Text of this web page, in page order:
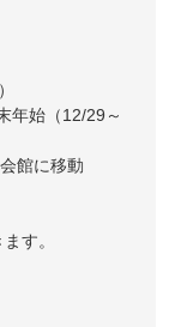
年始（12/29～
館に移動
す。